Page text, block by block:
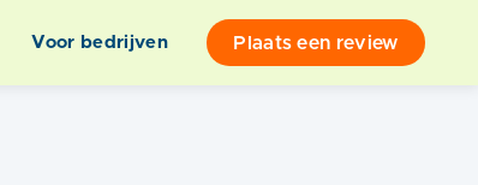
Voor bedrijven Plaats een review